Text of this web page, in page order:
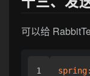
可以给
1
spring: